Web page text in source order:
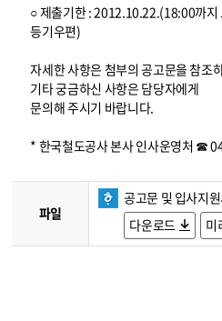
○ 제출기한 : 2012.10.22.(18:00까지
등기우편)
자세한 사항은 첨부의 공고문을 참조
기타 궁금하신 사항은 담당자에게
문의해 주시기 바랍니다.
* 한국철도공사 본사 인사운영처 ☎
파일
공고문 및 입사지
다운로드
미